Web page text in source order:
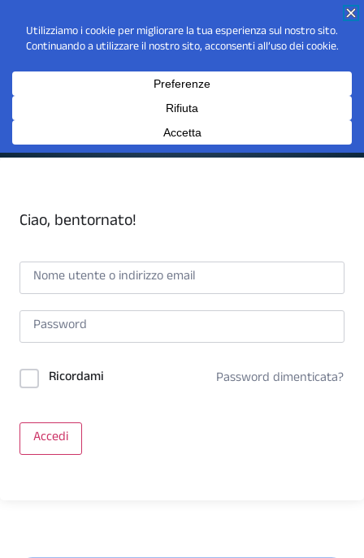
Ciao, bentornato!
Ricordami Password dimenticata?
Accedi